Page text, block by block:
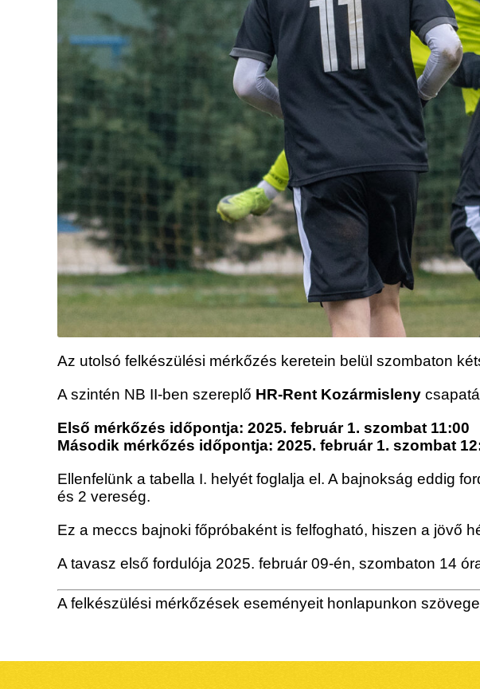
Az utolsó felkészülési mérkőzés keretein belül szombaton
A szintén NB II-ben szereplő HR-Rent Kozármisleny
Első mérkőzés időpontja: 2025. február 1. szombat 11:00
Második mérkőzés időpontja: 2025. február 1. szombat
Ellenfelünk a tabella I. helyét foglalja el. A bajnokság eddig
és 2 vereség.
Ez a meccs bajnoki főpróbaként is felfogható, hiszen a jövő
A tavasz első fordulója 2025. február 09-én, szombaton 14
A felkészülési mérkőzések eseményeit honlapunkon